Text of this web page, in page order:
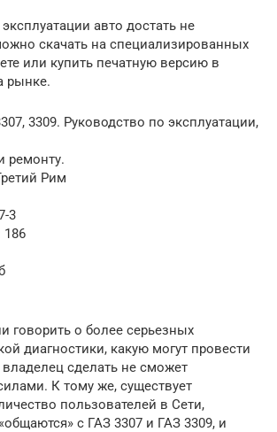
авто достать не
скачать на специализированных
или купить печатную версию в
рынке.
3309. Руководство по эксплуатации,
ремонту.
Рим
3
186
говорить о более серьезных
диагностики, какую могут провести
сделать не сможет
К тому же, существует
пользователей в Сети,
с ГАЗ 3307 и ГАЗ 3309, и